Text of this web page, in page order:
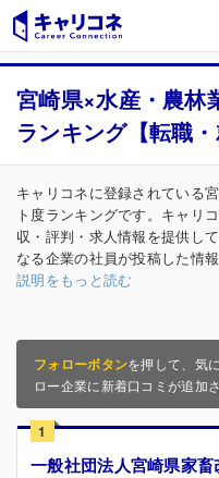
宮崎県×水産・農
ランキング【転職・
キャリコネに登録されている
ト度ランキングです。キャリ
収・評判・求人情報を提供し
なる企業の社員が投稿した情
説明をもっと読む
フォローボタンを押して、気
ロー企業に新着口コミが追加
1
一般社団法人宮崎県家